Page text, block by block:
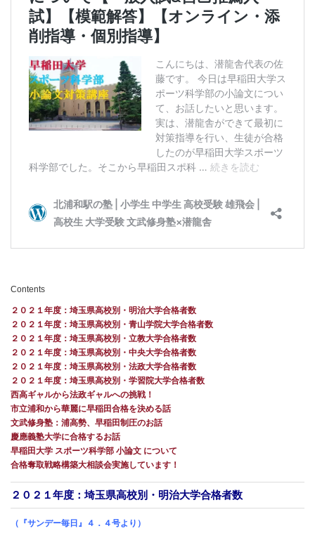
Contents
２０２１年度：埼玉県高校別・明治大学合格者数
２０２１年度：埼玉県高校別・青山学院大学合格者数
２０２１年度：埼玉県高校別・立教大学合格者数
２０２１年度：埼玉県高校別・中央大学合格者数
２０２１年度：埼玉県高校別・法政大学合格者数
２０２１年度：埼玉県高校別・学習院大学合格者数
西高ギャルから法政ギャルへの挑戦！
市立浦和から華麗に早稲田合格を決める話
文武修身塾：浦高勢、早稲田制圧のお話
慶應義塾大学に合格するお話
早稲田大学 スポーツ科学部 小論文 について
合格奪取戦略構築大相談会実施しています！
２０２１年度：埼玉県高校別・明治大学合格者数
（『サンデー毎日』４．４号より）